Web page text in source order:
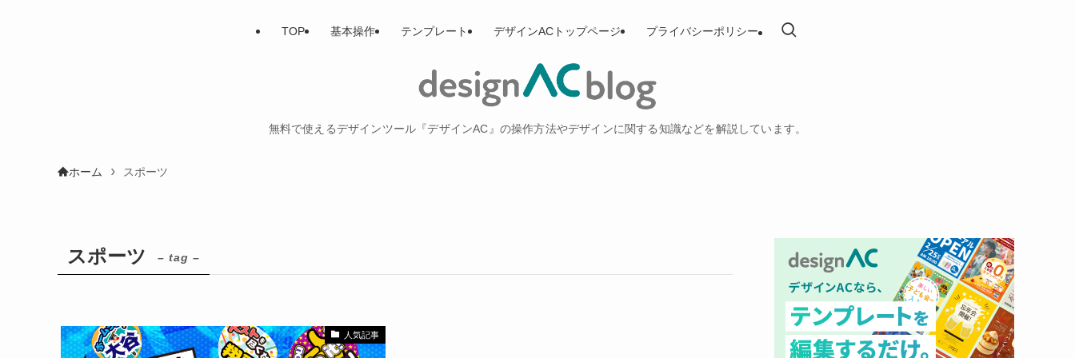
無料で使えるデザインツール『デザインAC』の操作方法やデザインに関する知識などを解説しています。
TOP 基本操作 テンプレート デザインACトップページ プライバシーポリシー
ホーム スポーツ
スポーツ – tag –
人気記事